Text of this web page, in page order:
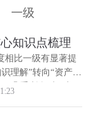
一级
知识点梳理
相比一级有显著提
理解”转向“资产估
几乎所有科目都